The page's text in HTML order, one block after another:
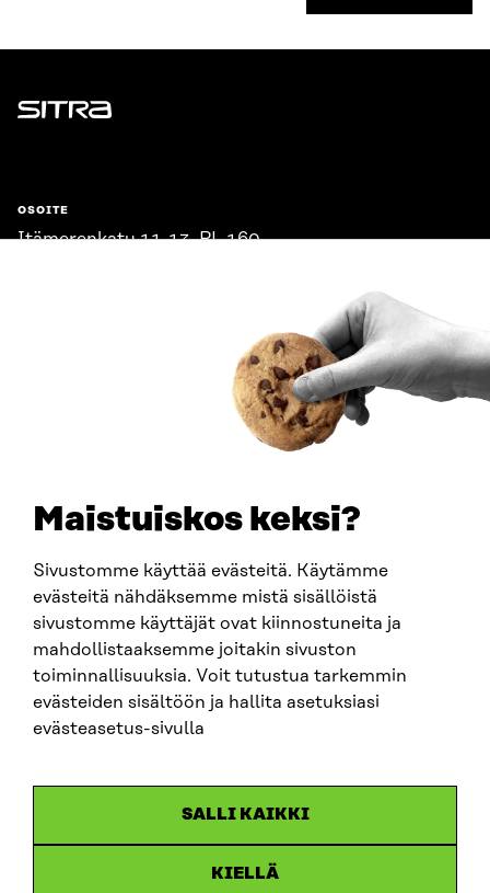
Maistuiskos keksi?
Sivustomme käyttää evästeitä. Käytämme
evästeitä nähdäksemme mistä sisällöistä
sivustomme käyttäjät ovat kiinnostuneita ja
mahdollistaaksemme joitakin sivuston
toiminnallisuuksia. Voit tutustua tarkemmin
evästeiden sisältöön ja hallita asetuksiasi
evästeasetus-sivulla
SALLI KAIKKI
KIELLÄ
Sitra
OSOITE
Itämerenkatu 11-13, PL 160,
SITRA SOSIAALISESSA MEDIASSA
LinkedIn
Instagram
YouTube